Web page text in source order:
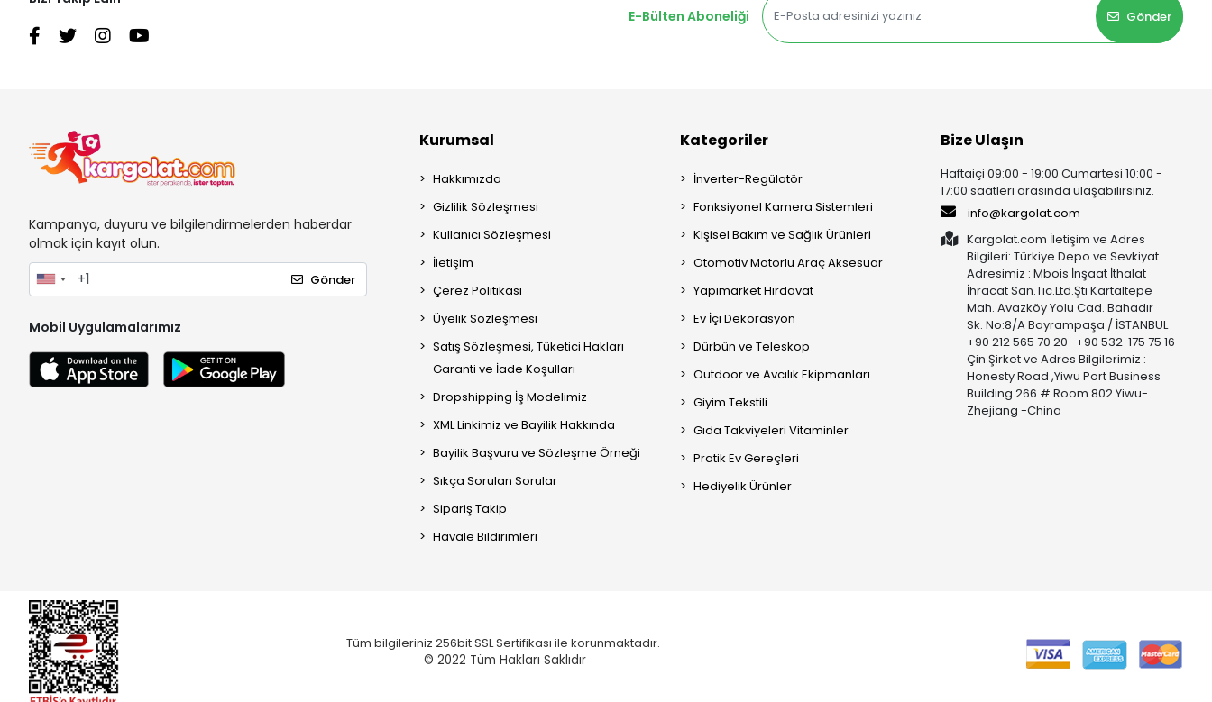
E-Bülten Aboneliği
Gönder
Kampanya, duyuru ve bilgilendirmelerden haberdar
olmak için kayıt olun.
Gönder
Mobil Uygulamalarımız
Kurumsal
Hakkımızda
Gizlilik Sözleşmesi
Kullanıcı Sözleşmesi
İletişim
Çerez Politikası
Üyelik Sözleşmesi
Satış Sözleşmesi, Tüketici Hakları
Garanti ve İade Koşulları
Dropshipping İş Modelimiz
XML Linkimiz ve Bayilik Hakkında
Bayilik Başvuru ve Sözleşme Örneği
Sıkça Sorulan Sorular
Sipariş Takip
Havale Bildirimleri
Kategoriler
İnverter-Regülatör
Fonksiyonel Kamera Sistemleri
Kişisel Bakım ve Sağlık Ürünleri
Otomotiv Motorlu Araç Aksesuar
Yapımarket Hırdavat
Ev İçi Dekorasyon
Dürbün ve Teleskop
Outdoor ve Avcılık Ekipmanları
Giyim Tekstili
Gıda Takviyeleri Vitaminler
Pratik Ev Gereçleri
Hediyelik Ürünler
Bize Ulaşın
Haftaiçi 09:00 - 19:00 Cumartesi 10:00 -
17:00 saatleri arasında ulaşabilirsiniz.
info@kargolat.com
Kargolat.com İletişim ve Adres
Bilgileri: Türkiye Depo ve Sevkiyat
Adresimiz : Mbois İnşaat İthalat
İhracat San.Tic.Ltd.Şti Kartaltepe
Mah. Avazköy Yolu Cad. Bahadır
Sk. No:8/A Bayrampaşa / İSTANBUL
+90 212 565 70 20 +90 532 175 75 16
Çin Şirket ve Adres Bilgilerimiz :
Honesty Road ,Yiwu Port Business
Building 266 # Room 802 Yiwu-
Zhejiang -China
Tüm bilgileriniz 256bit SSL Sertifikası ile korunmaktadır.
© 2022 Tüm Hakları Saklıdır